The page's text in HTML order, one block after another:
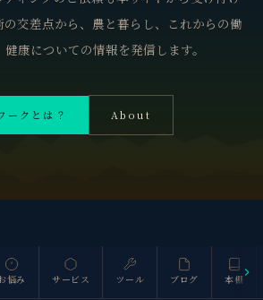
斜里岳 1,547m
交差点から、農と暮らし、これからの働
康についての情報を発信します。
ークとは？ About
悩み サービス ツール ブログ 本棚